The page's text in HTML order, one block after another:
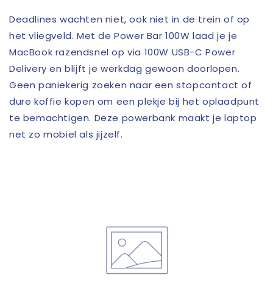
Deadlines wachten niet, ook niet in de trein of op
het vliegveld. Met de Power Bar 100W laad je je
MacBook razendsnel op via 100W USB-C Power
Delivery en blijft je werkdag gewoon doorlopen.
Geen paniekerig zoeken naar een stopcontact of
dure koffie kopen om een plekje bij het oplaadpunt
te bemachtigen. Deze powerbank maakt je laptop
net zo mobiel als jijzelf.